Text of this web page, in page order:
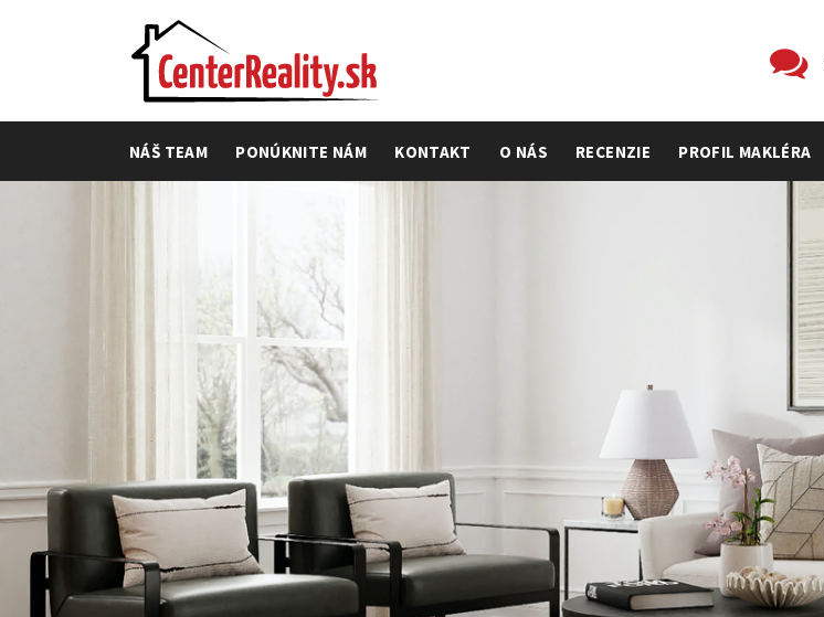
NÁŠ TEAM PONÚKNITE NÁM KONTAKT O NÁS RECENZIE PROFIL MAKLÉRA